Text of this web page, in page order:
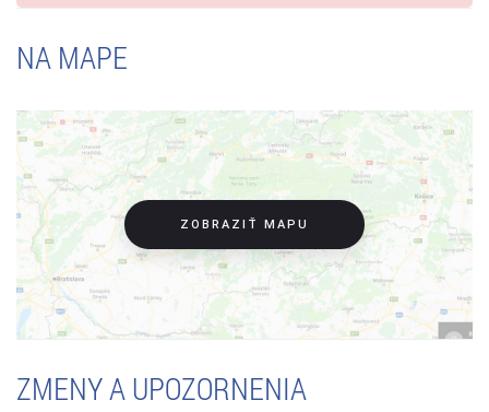
NA MAPE
ZOBRAZIŤ MAPU
ZMENY A UPOZORNENIA